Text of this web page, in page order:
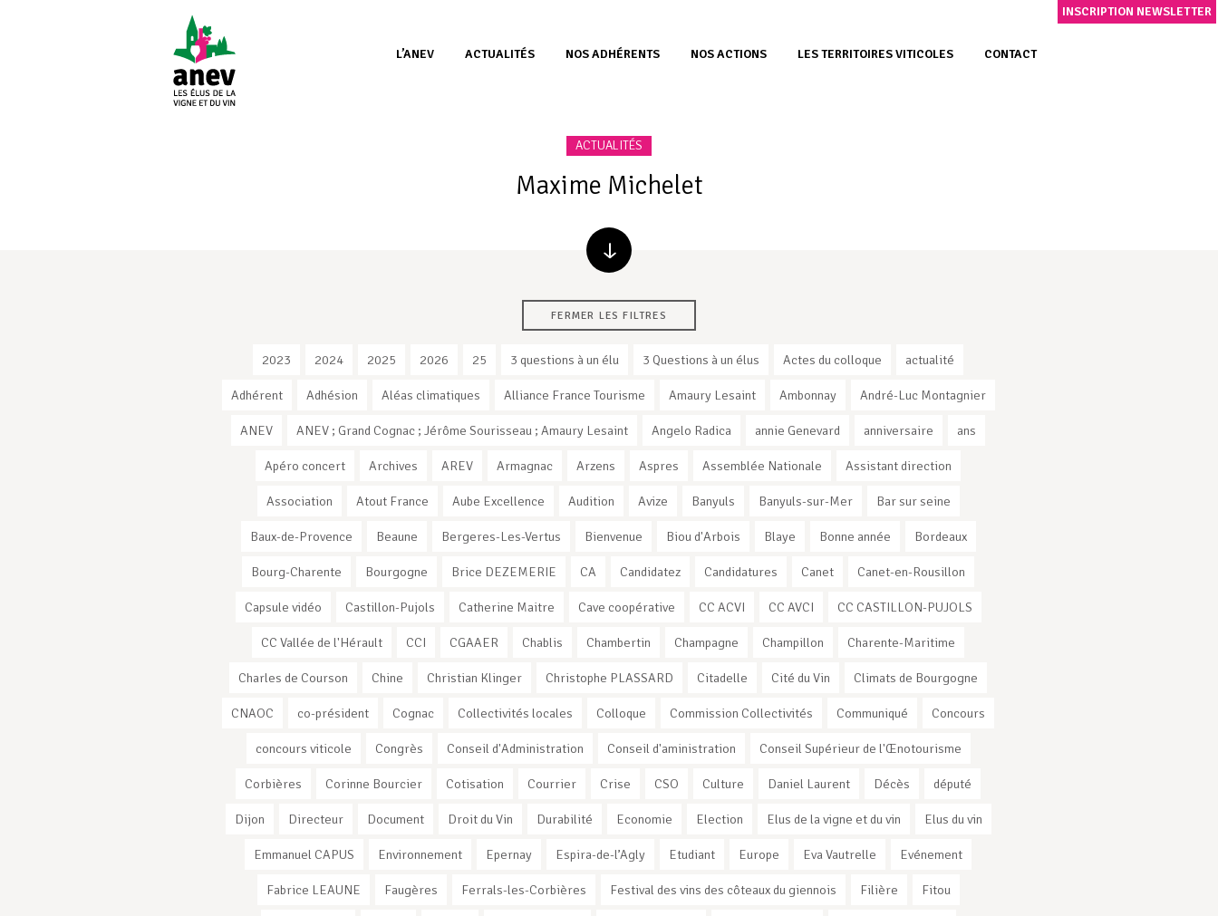
L’ANEV ACTUALITÉS NOS ADHÉRENTS NOS ACTIONS LES TERRITOIRES VITICOLES CONTACT
INSCRIPTION NEWSLETTER
ACTUALITÉS
Maxime Michelet
FERMER LES FILTRES
2023 2024 2025 2026 25 3 questions à un élu 3 Questions à un élus Actes du colloque actualité
Adhérent Adhésion Aléas climatiques Alliance France Tourisme Amaury Lesaint Ambonnay André-Luc Montagnier
ANEV ANEV ; Grand Cognac ; Jérôme Sourisseau ; Amaury Lesaint Angelo Radica annie Genevard anniversaire ans
Apéro concert Archives AREV Armagnac Arzens Aspres Assemblée Nationale Assistant direction
Association Atout France Aube Excellence Audition Avize Banyuls Banyuls-sur-Mer Bar sur seine
Baux-de-Provence Beaune Bergeres-Les-Vertus Bienvenue Biou d'Arbois Blaye Bonne année Bordeaux
Bourg-Charente Bourgogne Brice DEZEMERIE CA Candidatez Candidatures Canet Canet-en-Rousillon
Capsule vidéo Castillon-Pujols Catherine Maitre Cave coopérative CC ACVI CC AVCI CC CASTILLON-PUJOLS
CC Vallée de l'Hérault CCI CGAAER Chablis Chambertin Champagne Champillon Charente-Maritime
Charles de Courson Chine Christian Klinger Christophe PLASSARD Citadelle Cité du Vin Climats de Bourgogne
CNAOC co-président Cognac Collectivités locales Colloque Commission Collectivités Communiqué Concours
concours viticole Congrès Conseil d'Administration Conseil d'aministration Conseil Supérieur de l'Œnotourisme
Corbières Corinne Bourcier Cotisation Courrier Crise CSO Culture Daniel Laurent Décès député
Dijon Directeur Document Droit du Vin Durabilité Economie Election Elus de la vigne et du vin Elus du vin
Emmanuel CAPUS Environnement Epernay Espira-de-l’Agly Etudiant Europe Eva Vautrelle Evénement
Fabrice LEAUNE Faugères Ferrals-les-Corbières Festival des vins des côteaux du giennois Filière Fitou